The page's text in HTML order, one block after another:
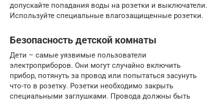
допускайте попадания воды на розетки и выключатели.
Используйте специальные влагозащищенные розетки.
Безопасность детской комнаты
Дети – самые уязвимые пользователи
электроприборов. Они могут случайно включить
прибор, потянуть за провод или попытаться засунуть
что-то в розетку. Розетки необходимо закрыть
специальными заглушками. Провода должны быть